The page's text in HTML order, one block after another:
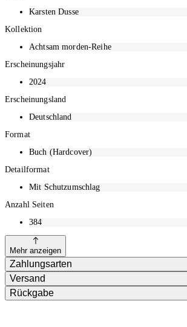
Karsten Dusse
Kollektion
Achtsam morden-Reihe
Erscheinungsjahr
2024
Erscheinungsland
Deutschland
Format
Buch (Hardcover)
Detailformat
Mit Schutzumschlag
Anzahl Seiten
384
Mehr anzeigen
Zahlungsarten
Versand
Rückgabe